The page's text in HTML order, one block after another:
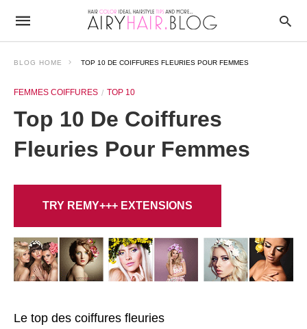
BLOG HOME TOP 10 DE COIFFURES FLEURIES POUR FEMMES
FEMMES COIFFURES TOP 10
Top 10 De Coiffures
Fleuries Pour Femmes
TRY REMY+++ EXTENSIONS
Le top des coiffures fleuries